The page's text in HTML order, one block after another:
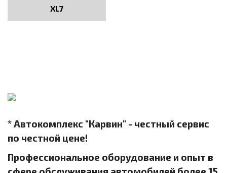
XL7
* Автокомплекс "Карвин" - честный сервис
по честной цене!
Профессиональное оборудование и опыт в